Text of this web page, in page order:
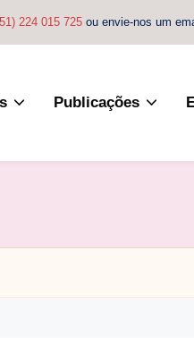
224 015 725 ou envie-nos um
Publicações